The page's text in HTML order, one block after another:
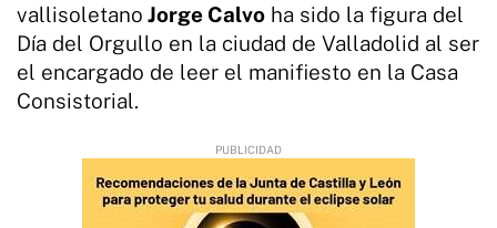
vallisoletano Jorge Calvo ha sido la figura del
Día del Orgullo en la ciudad de Valladolid al ser
el encargado de leer el manifiesto en la Casa
Consistorial.